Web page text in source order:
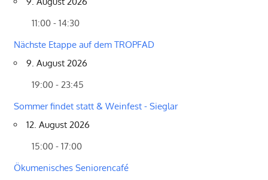
11:00 - 14:30
Nächste Etappe auf dem TROPFAD
9. August 2026
19:00 - 23:45
Sommer findet statt & Weinfest - Sieglar
12. August 2026
15:00 - 17:00
Ökumenisches Seniorencafé